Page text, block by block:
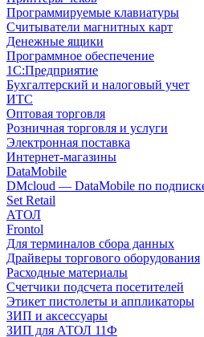
Программируемые клавиатуры
Считыватели магнитных карт
Денежные ящики
Программное обеспечение
1С:Предприятие
Бухгалтерский и налоговый учет
ИТС
Оптовая торговля
Розничная торговля и услуги
Электронная поставка
Интернет-магазины
DataMobile
DMcloud — DataMobile по
Set Retail
АТОЛ
Frontol
Для терминалов сбора данных
Драйверы торгового оборудования
Расходные материалы
Счетчики подсчета посетителей
Этикет пистолеты и аппликаторы
ЗИП и аксессуары
ЗИП для АТОЛ 11Ф